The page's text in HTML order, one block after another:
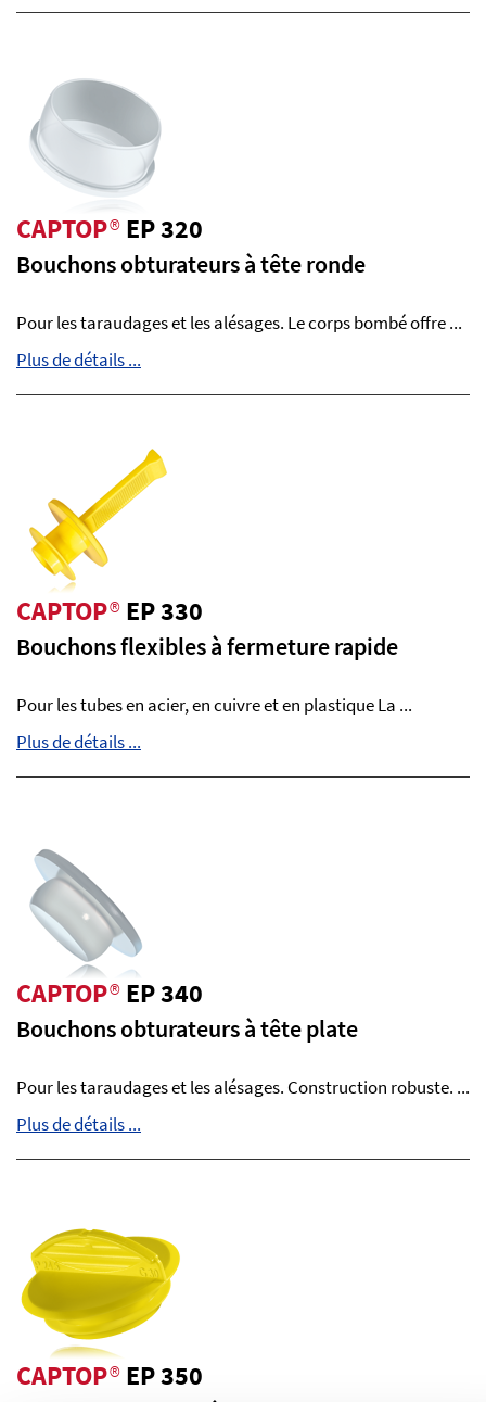
CAPTOP®EP 320
Bouchons obturateurs à tête ronde
Pour les taraudages et les alésages. Le corps bombé offre ...
Plus de détails ...
CAPTOP®EP 330
Bouchons flexibles à fermeture rapide
Pour les tubes en acier, en cuivre et en plastique La ...
Plus de détails ...
CAPTOP®EP 340
Bouchons obturateurs à tête plate
Pour les taraudages et les alésages. Construction robuste. ...
Plus de détails ...
CAPTOP®EP 350